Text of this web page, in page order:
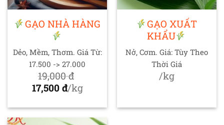
GẠO NHÀ HÀNG
Dẻo, Mềm, Thơm. Giá Từ:
17.500 -> 27.000
19,000đ
Giá
là:
17,500 đ/kg
hiện
GẠO XUẤT
KHẨU
Nở, Cơm. Giá: Tùy Theo
Thời Giá
/kg